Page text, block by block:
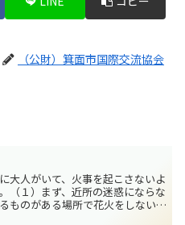
（公財）箕面市国際交流協会
大人がいて、火事を起こさないよ
（１）まず、近所の迷惑にならな
ものがある場所で花火をしない。